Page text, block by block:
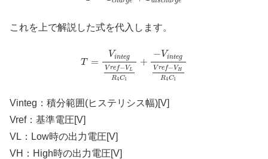
これを上で解説した式を代入します。
T =
Vinteg
Vref−VL
R4C1
+
−Vinteg
Vref−VH
R4C1
Vinteg：積分範囲(ヒステリシス幅)[V]
Vref：基準電圧[V]
VL：Low時の出力電圧[V]
VH：High時の出力電圧[V]